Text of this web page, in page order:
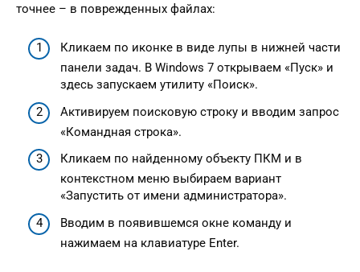
точнее – в поврежденных файлах:
Кликаем по иконке в виде лупы в нижней части
панели задач. В Windows 7 открываем «Пуск» и
здесь запускаем утилиту «Поиск».
Активируем поисковую строку и вводим запрос
«Командная строка».
Кликаем по найденному объекту ПКМ и в
контекстном меню выбираем вариант
«Запустить от имени администратора».
Вводим в появившемся окне команду и
нажимаем на клавиатуре Enter.